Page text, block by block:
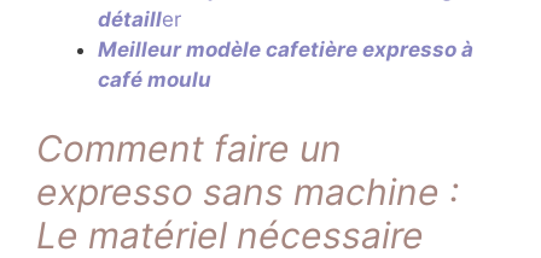
détailler
Meilleur modèle cafetière expresso à
café moulu
Comment faire un
expresso sans machine :
Le matériel nécessaire